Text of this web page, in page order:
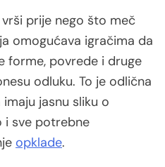
vrši prije nego što meč
omogućava igračima da
forme, povrede i druge
odluku. To je odlična
jasnu sliku o
i sve potrebne
opklade.